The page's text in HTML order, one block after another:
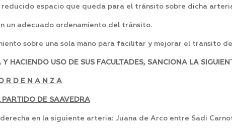
espacio que queda para el tránsito sobre dicha
un adecuado ordenamiento del tránsito.
sobre una sola mano para facilitar y mejorar el transito
HACIENDO USO DE SUS FACULTADES, SANCIONA LA
R D E N A N Z A
PARTIDO DE SAAVEDRA
en la siguiente arteria: Juana de Arco entre Sadi